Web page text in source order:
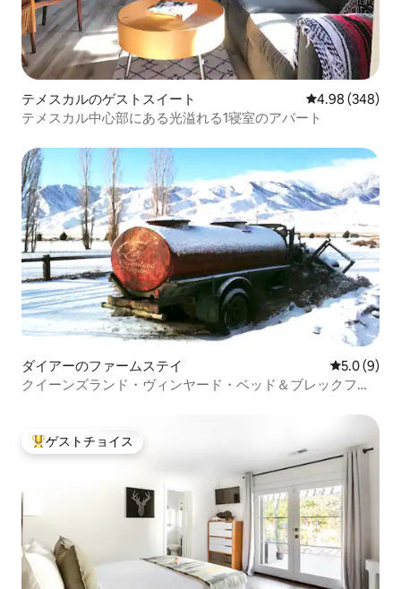
テメスカルのゲストスイート レビュー348
4.98 (348)
テメスカル中心部にある光溢れる1寝室のアパート
ダイアーのファームステイ レビュー9
5.0 (9)
クイーンズランド・ヴィンヤード・ベッド＆ブレックファ
大好評のゲストチョイスです。
ゲストチョイス